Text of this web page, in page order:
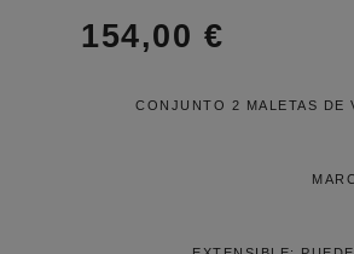
154,00 €
CONJUNTO 2 MALETAS DE